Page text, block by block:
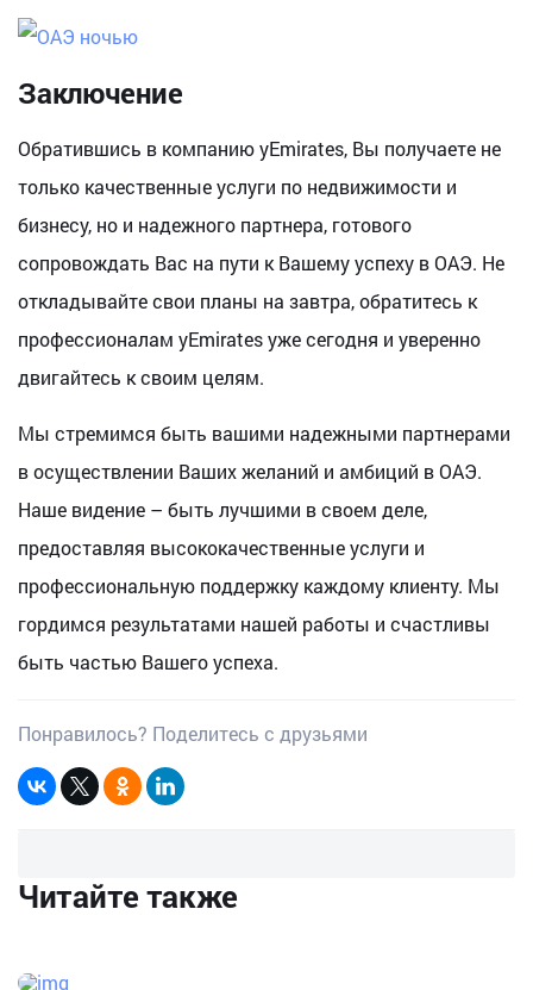
Заключение
Обратившись в компанию yEmirates, Вы получаете не
только качественные услуги по недвижимости и
бизнесу, но и надежного партнера, готового
сопровождать Вас на пути к Вашему успеху в ОАЭ. Не
откладывайте свои планы на завтра, обратитесь к
профессионалам yEmirates уже сегодня и уверенно
двигайтесь к своим целям.
Мы стремимся быть вашими надежными партнерами
в осуществлении Ваших желаний и амбиций в ОАЭ.
Наше видение – быть лучшими в своем деле,
предоставляя высококачественные услуги и
профессиональную поддержку каждому клиенту. Мы
гордимся результатами нашей работы и счастливы
быть частью Вашего успеха.
Понравилось? Поделитесь с друзьями
Читайте также